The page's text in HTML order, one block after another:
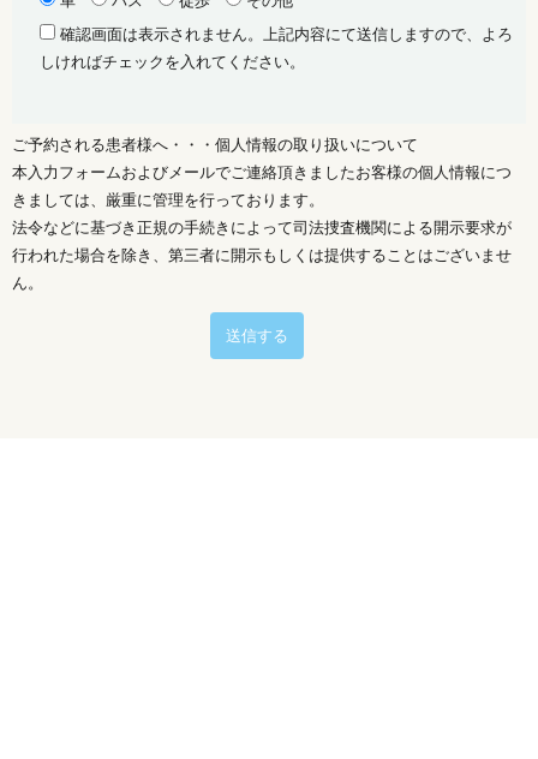
確認画面は表示されません。上記内容にて送信しますので、よろ
しければチェックを入れてください。
ご予約される患者様へ・・・個人情報の取り扱いについて
本入力フォームおよびメールでご連絡頂きましたお客様の個人情報につ
きましては、厳重に管理を行っております。
法令などに基づき正規の手続きによって司法捜査機関による開示要求が
行われた場合を除き、第三者に開示もしくは提供することはございませ
ん。